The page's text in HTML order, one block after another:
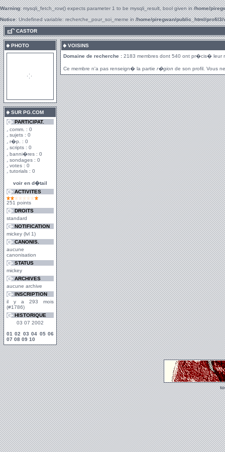
Warning: mysqli_fetch_row() expects parameter 1 to be mysqli_result, bool given in/home/
Notice: Undefined variable: recherche_pour_soi_meme in/home/piregwan/public_html/
CASTOR
PHOTO
SUR PG.COM
PARTICIPAT.
comm. : 0
sujets : 0
r�p. : 0
scripts : 0
banni�res : 0
sondages : 0
votes : 0
tutorials : 0
voir en d�tail
ACTIVITES
251 points
DROITS
standard
NOTIFICATION
mickey (lvl 1)
CANONIS.
aucune
canonisation
STATUS
mickey
ARCHIVES
aucune archive
INSCRIPTION
il y a 293 mois
(#1786)
HISTORIQUE
03 07 2002
01 02 03 04 05 06
07 08 09 10
VOISINS
Domaine de recherche : 2183 membres dont 540 ont pr�cis� leur
Ce membre n'a pas renseign� la partie r�gion de son profil. Vous